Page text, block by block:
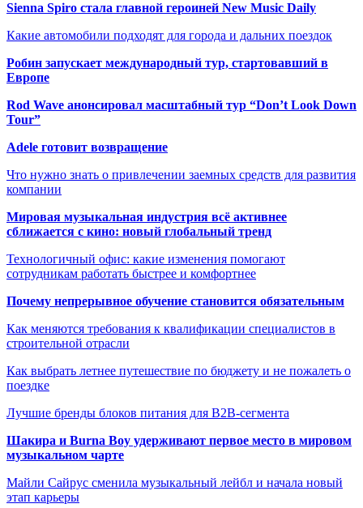
Sienna Spiro стала главной героиней New Music Daily
Какие автомобили подходят для города и дальних поездок
Робин запускает международный тур, стартовавший в
Европе
Rod Wave анонсировал масштабный тур “Don’t Look Down
Tour”
Adele готовит возвращение
Что нужно знать о привлечении заемных средств для развития
компании
Мировая музыкальная индустрия всё активнее
сближается с кино: новый глобальный тренд
Технологичный офис: какие изменения помогают
сотрудникам работать быстрее и комфортнее
Почему непрерывное обучение становится обязательным
Как меняются требования к квалификации специалистов в
строительной отрасли
Как выбрать летнее путешествие по бюджету и не пожалеть о
поездке
Лучшие бренды блоков питания для B2B-сегмента
Шакира и Burna Boy удерживают первое место в мировом
музыкальном чарте
Майли Сайрус сменила музыкальный лейбл и начала новый
этап карьеры